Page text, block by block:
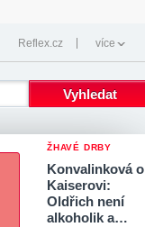
Reflex.cz více
ŽHAVÉ DRBY
Konvalinková o
Kaiserovi:
Oldřich není
alkoholik a…